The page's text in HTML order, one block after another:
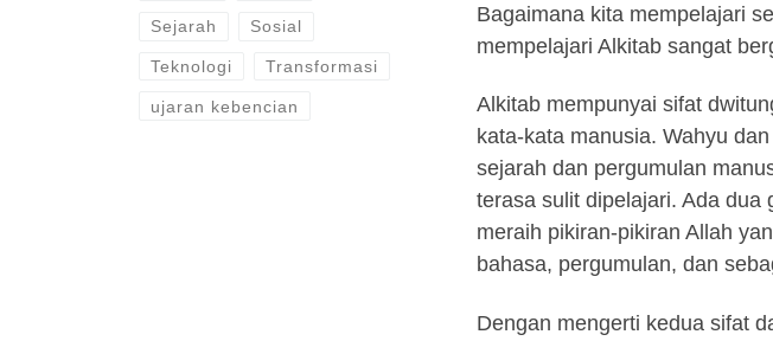
Bagaimana kita mempelajari
mempelajari Alkitab sangat
Alkitab mempunyai sifat
kata-kata manusia. Wahyu
sejarah dan pergumulan
terasa sulit dipelajari. Ada dua
meraih pikiran-pikiran Allah
bahasa, pergumulan, dan
Dengan mengerti kedua sifat
Sejarah Sosial
Teknologi Transformasi
ujaran kebencian